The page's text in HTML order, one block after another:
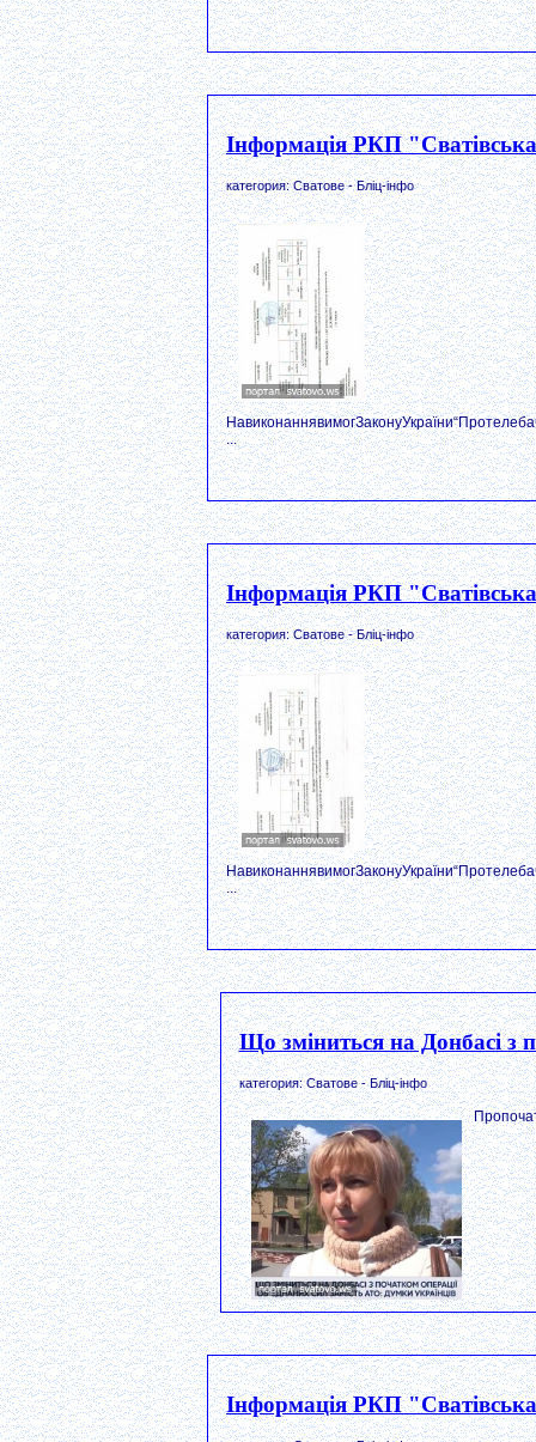
Інформація РКП "Сватівська
категория: Сватове - Бліц-інфо
...
Інформація РКП "Сватівська
категория: Сватове - Бліц-інфо
...
Що зміниться на Донбасі з
категория: Сватове - Бліц-інфо
Інформація РКП